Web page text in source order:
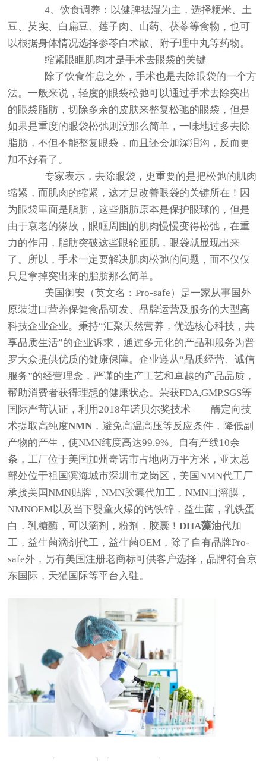
4、饮食调养：以健脾祛湿为主，选择粳米、土
豆、芡实、白扁豆、莲子肉、山药、茯苓等食物，也可
以根据身体情况选择参苓白术散、附子理中丸等药物。
缩紧眼眶肌肉才是手术去眼袋的关键
除了饮食作息之外，手术也是去除眼袋的一个方
法。一般来说，轻度的眼袋松弛可以通过手术去除突出
的眼袋脂肪，切除多余的皮肤来整复松弛的眼袋，但是
如果是重度的眼袋松弛则没那么简单，一味地过多去除
脂肪，不但不能整复眼袋，而且还会加深泪沟，反而更
加不好看了。
专家表示，去除眼袋，更重要的是把松弛的肌肉
缩紧，而肌肉的缩紧，这才是改善眼袋的关键所在！因
为眼袋里面是脂肪，这些脂肪原本是保护眼球的，但是
由于衰老的缘故，眼眶周围的肌肉慢慢变得松弛，在重
力的作用，脂肪突破这些眼轮匝肌，眼袋就显现出来
了。所以，手术一定要解决肌肉松弛的问题，而不仅仅
只是拿掉突出来的脂肪那么简单。
美国御安（英文名：Pro-safe）是一家从事国外
原装进口营养保健食品研发、品牌运营及服务的大型高
科技企业企业。秉持“汇聚天然营养，优选核心科技，共
享品质生活”的企业诉求，通过多元化的产品和服务为普
罗大众提供优质的健康保障。企业遵从“品质经营、诚信
服务”的经营理念，严谨的生产工艺和卓越的产品品质，
帮助消费者获得理想的健康状态。荣获FDA,GMP,SGS等
国际严苛认证，利用2018年诺贝尔奖技术——酶定向技
术提取高纯度NMN ，避免高温高压等反应条件，降低副
产物的产生，使NMN纯度高达99.9%。自有产线10余
条，工厂位于美国加州奇诺市占地两万平方米，亚太总
部处位于祖国滨海城市深圳市龙岗区，美国NMN代工厂
承接美国NMN贴牌，NMN胶囊代加工，NMN口溶膜，
NMNOEM以及当下婴童火爆的钙铁锌，益生菌，乳铁蛋
白，乳糖酶，可以滴剂，粉剂，胶囊！DHA藻油代加
工，益生菌滴剂代工，益生菌OEM，除了自有品牌Pro-
safe外，另有美国注册老商标可供客户选择，品牌符合京
东国际，天猫国际等平台入驻。